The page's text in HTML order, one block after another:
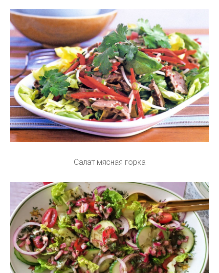
Салат мясная горка